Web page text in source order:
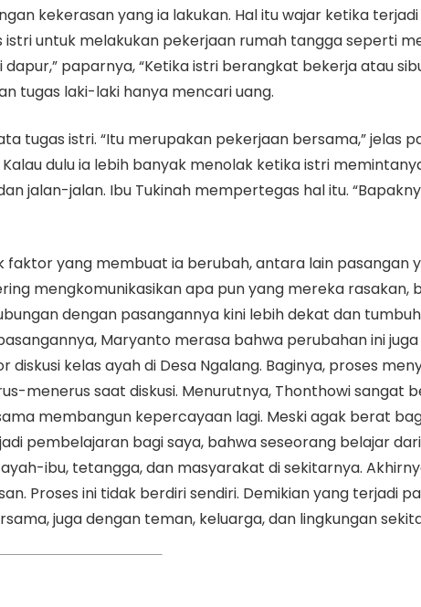
kekerasan yang ia lakukan. Hal itu wajar ketika
untuk melakukan pekerjaan rumah tangga seperti
paparnya, “Ketika istri berangkat bekerja atau
tugas laki-laki hanya mencari uang.
tugas istri. “Itu merupakan pekerjaan bersama,” jelas
dulu ia lebih banyak menolak ketika istri
jalan-jalan. Ibu Tukinah mempertegas hal itu.
faktor yang membuat ia berubah, antara lain pasangan
mengkomunikasikan apa pun yang mereka rasakan,
dengan pasangannya kini lebih dekat dan
Maryanto merasa bahwa perubahan ini
kelas ayah di Desa Ngalang. Baginya, proses
menerus saat diskusi. Menurutnya, Thonthowi sangat
membangun kepercayaan lagi. Meski agak berat
pembelajaran bagi saya, bahwa seseorang belajar
ibu, tetangga, dan masyarakat di sekitarnya.
Proses ini tidak berdiri sendiri. Demikian yang terjadi
juga dengan teman, keluarga, dan lingkungan